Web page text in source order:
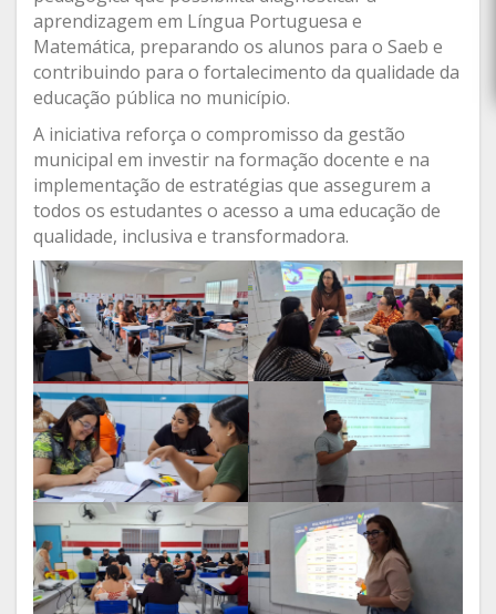
aprendizagem em Língua Portuguesa e
Matemática, preparando os alunos para o Saeb e
contribuindo para o fortalecimento da qualidade da
educação pública no município.
A iniciativa reforça o compromisso da gestão
municipal em investir na formação docente e na
implementação de estratégias que assegurem a
todos os estudantes o acesso a uma educação de
qualidade, inclusiva e transformadora.